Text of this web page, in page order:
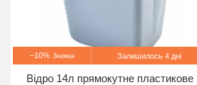
–10% Залишилось 4 дні
Відро 14л прямокутне пластикове